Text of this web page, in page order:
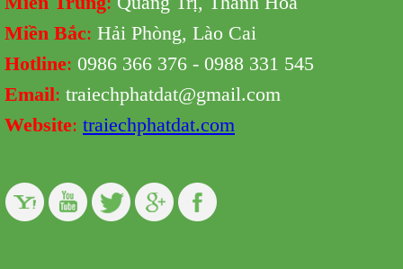
Miền Bắc: Hải Phòng, Lào Cai
Hotline: 0986 366 376 - 0988 331 545
Email: traiechphatdat@gmail.com
Website: traiechphatdat.com